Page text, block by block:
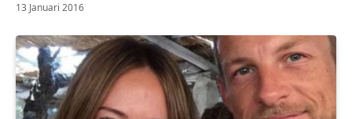
13 Januari 2016